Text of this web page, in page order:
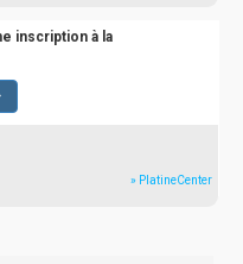
inscription à la
» PlatineCenter